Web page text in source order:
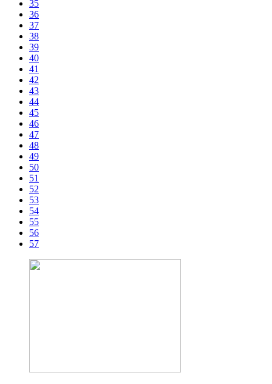
35
36
37
38
39
40
41
42
43
44
45
46
47
48
49
50
51
52
53
54
55
56
57